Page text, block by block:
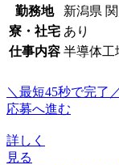
勤務地
新潟県
寮・社宅 あり
仕事内容 半導体工
＼最短45秒で完了
応募へ進む
詳しく
見る